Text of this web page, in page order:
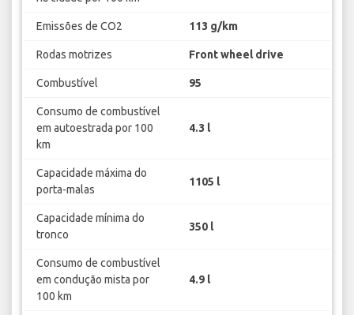
Emissões de CO2 113 g/km
Rodas motrizes Front wheel drive
Combustível 95
Consumo de combustível
em autoestrada por 100
km
4.3 l
Capacidade máxima do
porta-malas
1105 l
Capacidade mínima do
tronco
350 l
Consumo de combustível
em condução mista por
100 km
4.9 l